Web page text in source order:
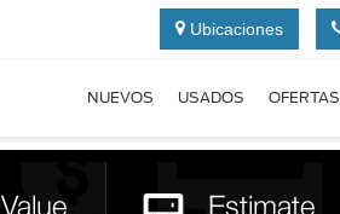
Ubicaciones
NUEVOS USADOS OFERTAS